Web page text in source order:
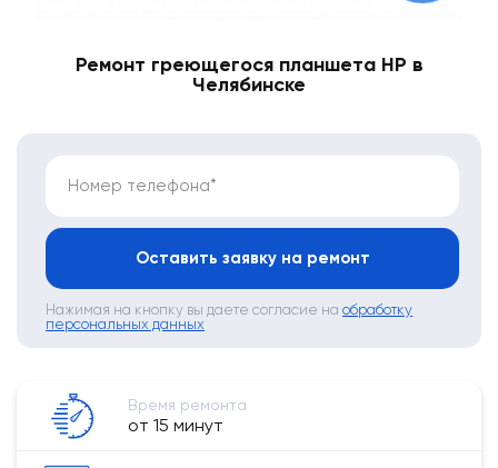
Ремонт греющегося планшета HP в
Челябинске
Номер телефона*
Оставить заявку на ремонт
Нажимая на кнопку вы даете согласие на обработку
персональных данных
Время ремонта
от 15 минут